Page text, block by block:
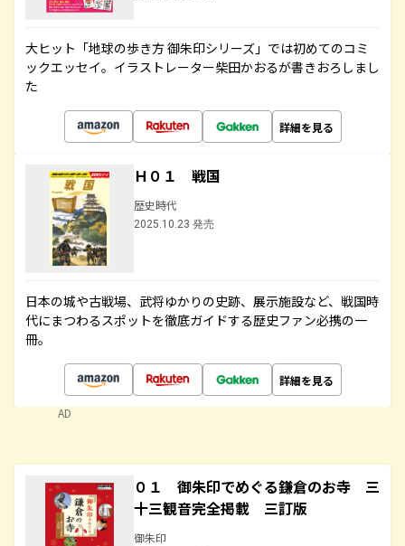
大ヒット「地球の歩き方 御朱印シリーズ」では初めてのコミ
ックエッセイ。イラストレーター柴田かおるが書きおろしまし
た
詳細を見る
Ｈ０１ 戦国
歴史時代
2025.10.23 発売
日本の城や古戦場、武将ゆかりの史跡、展示施設など、戦国時
代にまつわるスポットを徹底ガイドする歴史ファン必携の一
冊。
詳細を見る
AD
０１ 御朱印でめぐる鎌倉のお寺 三
十三観音完全掲載 三訂版
御朱印